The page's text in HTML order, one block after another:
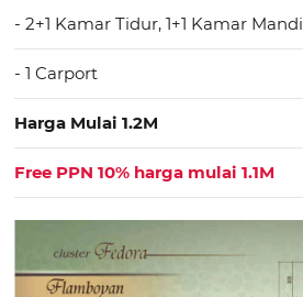
- 2+1 Kamar Tidur, 1+1 Kamar Mandi
- 1 Carport
Harga Mulai 1.2M
Free PPN 10% harga mulai 1.1M